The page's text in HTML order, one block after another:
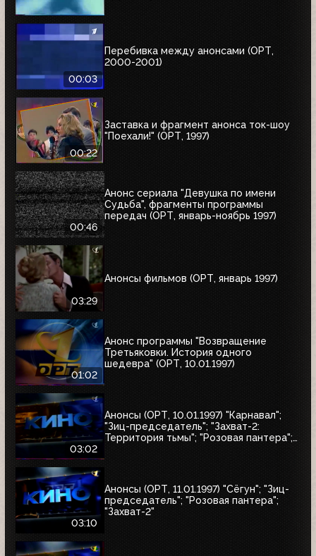
00:03
Перебивка между анонсами (ОРТ,
2000-2001)
00:22
Заставка и фрагмент анонса ток-шоу
"Поехали!" (ОРТ, 1997)
00:46
Анонс сериала "Девушка по имени
Судьба", фрагменты программы
передач (ОРТ, январь-ноябрь 1997)
03:29
Анонсы фильмов (ОРТ, январь 1997)
01:02
Анонс программы "Возвращение
Третьяковки. История одного
шедевра" (ОРТ, 10.01.1997)
03:02
Анонсы (ОРТ, 10.01.1997) "Карнавал";
"Зиц-председатель"; "Захват-2:
Территория тьмы"; "Розовая пантера";
03:10
Анонсы (ОРТ, 11.01.1997) "Сёгун"; "Зиц-
председатель"; "Розовая пантера";
"Захват-2"